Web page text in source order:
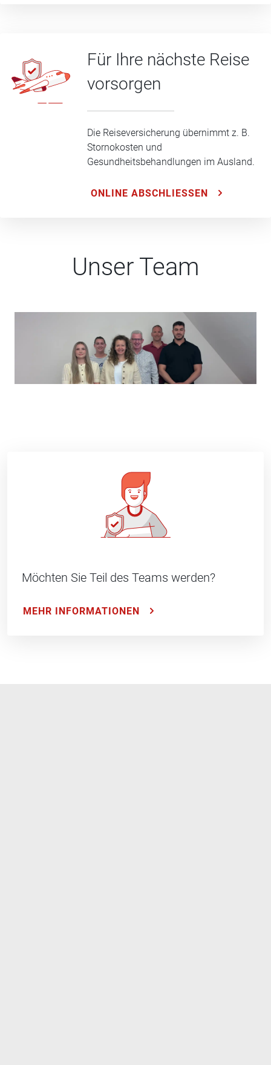
Für Ihre nächste Reise
vorsorgen
Die Reiseversicherung übernimmt z. B.
Stornokosten und
Gesundheitsbehandlungen im Ausland.
ONLINE ABSCHLIESSEN
Unser Team
Möchten Sie Teil des Teams werden?
MEHR INFORMATIONEN